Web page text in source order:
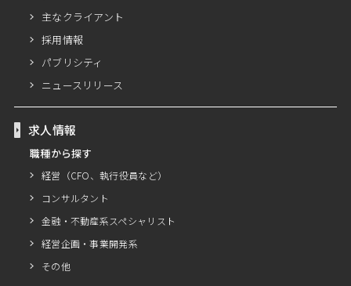
主なクライアント
採用情報
パブリシティ
ニュースリリース
求人情報
職種から探す
経営（CFO、執行役員など）
コンサルタント
金融・不動産系スペシャリスト
経営企画・事業開発系
その他